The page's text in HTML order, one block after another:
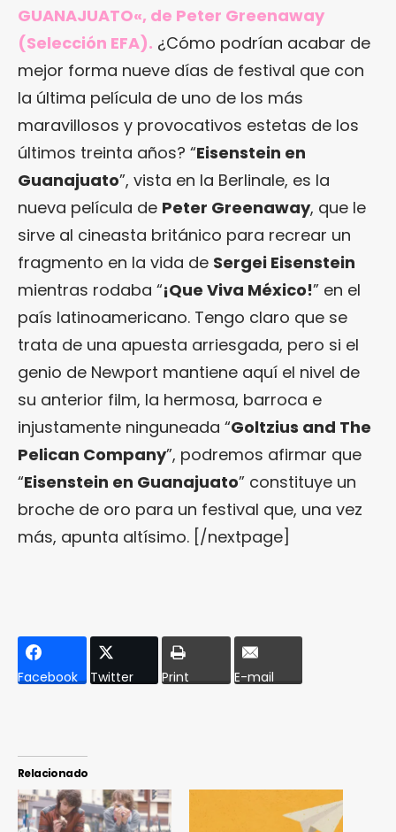
GUANAJUATO«, de Peter Greenaway
(Selección EFA). ¿Cómo podrían acabar de
mejor forma nueve días de festival que con
la última película de uno de los más
maravillosos y provocativos estetas de los
últimos treinta años? “Eisenstein en
Guanajuato”, vista en la Berlinale, es la
nueva película de Peter Greenaway, que le
sirve al cineasta británico para recrear un
fragmento en la vida de Sergei Eisenstein
mientras rodaba “¡Que Viva México!” en el
país latinoamericano. Tengo claro que se
trata de una apuesta arriesgada, pero si el
genio de Newport mantiene aquí el nivel de
su anterior film, la hermosa, barroca e
injustamente ninguneada “Goltzius and The
Pelican Company”, podremos afirmar que
“Eisenstein en Guanajuato” constituye un
broche de oro para un festival que, una vez
más, apunta altísimo. [/nextpage]
Facebook Twitter Print E-mail
Relacionado